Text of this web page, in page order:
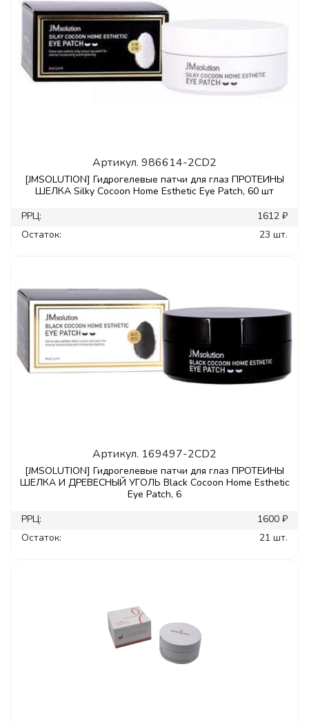
Артикул. 986614-2CD2
[JMSOLUTION] Гидрогелевые патчи для глаз ПРОТЕИНЫ
ШЕЛКА Silky Cocoon Home Esthetic Eye Patch, 60 шт
РРЦ:
1612 ₽
Остаток:
23 шт.
Артикул. 169497-2CD2
[JMSOLUTION] Гидрогелевые патчи для глаз ПРОТЕИНЫ
ШЕЛКА И ДРЕВЕСНЫЙ УГОЛЬ Black Cocoon Home Esthetic
Eye Patch, 6
РРЦ:
1600 ₽
Остаток:
21 шт.